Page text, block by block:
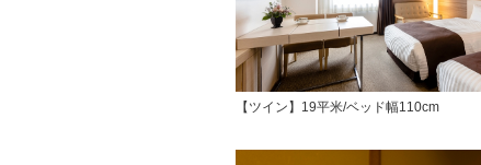
【ツイン】19平米/ベッド幅110cm